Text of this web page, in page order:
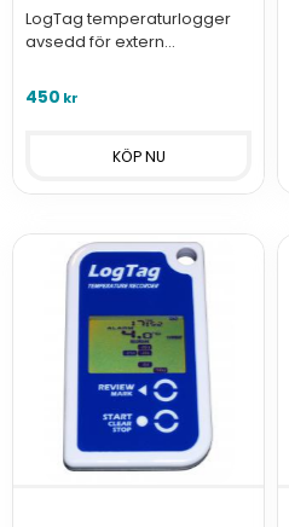
LogTag temperaturlogger
avsedd för extern
se relaterade produkter).
450 kr